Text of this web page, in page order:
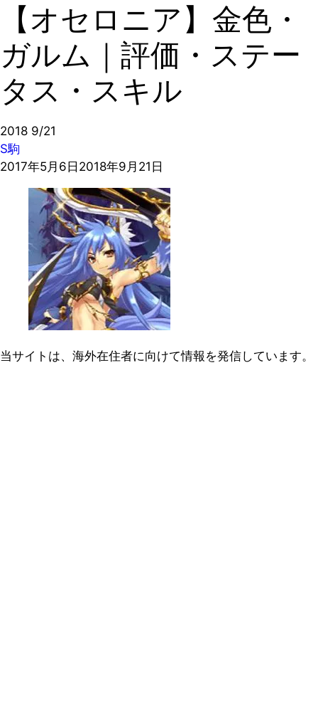
【オセロニア】金色・
ガルム｜評価・ステー
タス・スキル
2018 9/21
S駒
2017年5月6日 2018年9月21日
当サイトは、海外在住者に向けて情報を発信しています。